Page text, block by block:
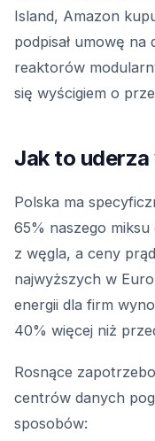
Island, Amazon
podpisał umowę na
reaktorów
się wyścigiem o
Jak to
Polska ma
65% naszego
z węgla, a ceny
najwyższych w
energii dla firm
40% więcej niż
Rosnące
centrów danych
sposobów: